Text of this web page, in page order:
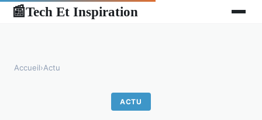
📰Tech Et Inspiration
Accueil›Actu
ACTU